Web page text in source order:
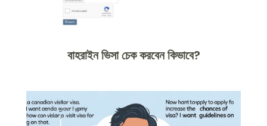
বাহরাইন ভিসা চেক করবেন কিভাবে?